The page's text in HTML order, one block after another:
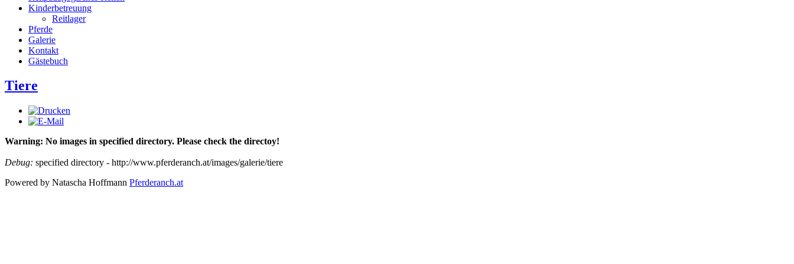
Kinderbetreuung
Reitlager
Pferde
Galerie
Kontakt
Gästebuch
Tiere
Warning: No images in specified directory. Please check the directoy!
Debug: specified directory - http://www.pferderanch.at/images/galerie/tiere
Powered by Natascha Hoffmann Pferderanch.at